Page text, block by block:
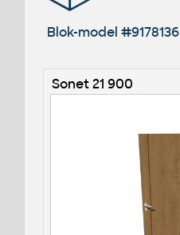
Blok-model #9178136
Sonet 21 900